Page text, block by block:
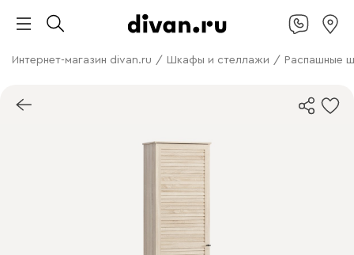
Интернет-магазин divan.ru / Шкафы и стеллажи / Распашные